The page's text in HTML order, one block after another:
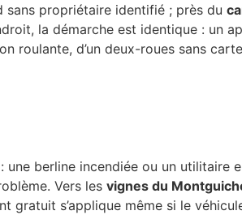
sans propriétaire identifié ; près du
la démarche est identique : un
roulante, d’un deux-roues sans
une berline incendiée ou un utilitaire
Vers les vignes du
gratuit s’applique même si le véhicule